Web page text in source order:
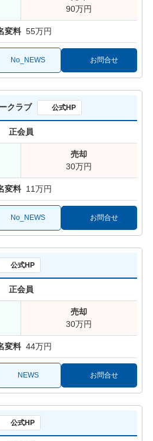
90万円
55万円
No_NEWS お問合せ
クラブ 公式HP
正会員
30万円
11万円
No_NEWS お問合せ
公式HP
正会員
30万円
44万円
NEWS お問合せ
公式HP